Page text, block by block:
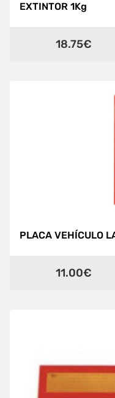
EXTINTOR 1Kg
18.75€
PLACA VEHÍCULO
11.00€